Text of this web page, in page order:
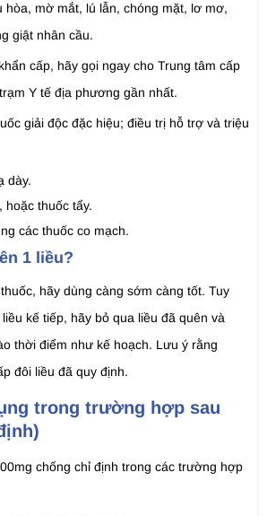
hòa, mờ mắt, lú lẫn, chóng mặt, lơ mơ,
giật nhân cầu.
cấp, hãy gọi ngay cho Trung tâm cấp
Y tế địa phương gần nhất.
giải độc đặc hiệu; điều trị hỗ trợ và triệu
dày.
hoặc thuốc tẩy.
các thuốc co mạch.
1 liều?
hãy dùng càng sớm càng tốt. Tuy
kế tiếp, hãy bỏ qua liều đã quên và
thời điểm như kế hoạch. Lưu ý rằng
đôi liều đã quy định.
trong trường hợp sau
chống chỉ định trong các trường hợp